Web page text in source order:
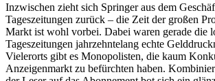
Inzwischen zieht sich Springer aus dem
Tageszeitungen zurück – die Zeit der großen
Markt ist wohl vorbei. Dabei waren gerade die
Tageszeitungen jahrzehntelang echte
Vielerorts gibt es Monopolisten, die kaum
Anzeigenmarkt zu befürchten haben.